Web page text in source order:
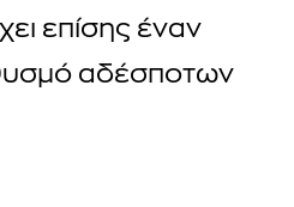
επίσης έναν
αδέσποτων